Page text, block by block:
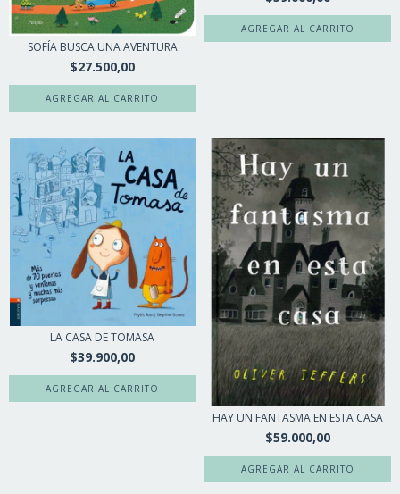
SOFÍA BUSCA UNA AVENTURA
$27.500,00
LA CASA DE TOMASA
$39.900,00
HAY UN FANTASMA EN ESTA CASA
$59.000,00